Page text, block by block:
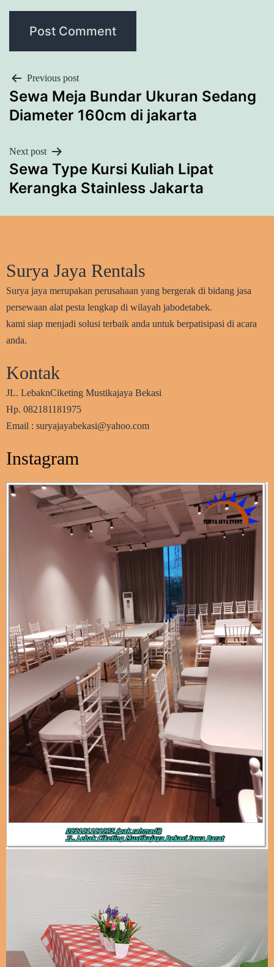
POST
NAVIGATION
Previous post
Sewa Meja Bundar Ukuran Sedang
Diameter 160cm di jakarta
Next post
Sewa Type Kursi Kuliah Lipat
Kerangka Stainless Jakarta
Surya Jaya Rentals
Surya jaya merupakan perusahaan yang bergerak di bidang jasa
persewaan alat pesta lengkap di wilayah jabodetabek.
kami siap menjadi solusi terbaik anda untuk berpatisipasi di acara
anda.
Kontak
JL. LebaknCiketing Mustikajaya Bekasi
Hp. 082181181975
Email : suryajayabekasi@yahoo.com
Instagram